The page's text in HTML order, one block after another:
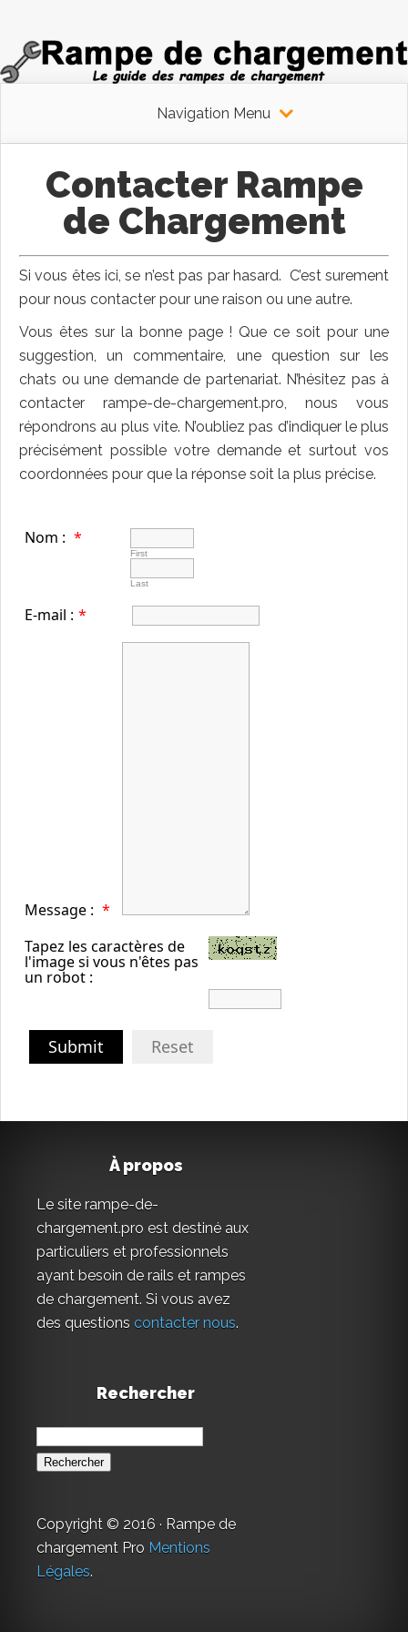
Navigation Menu
Contacter Rampe
de Chargement
Si vous êtes ici, se n’est pas par hasard. C’est surement
pour nous contacter pour une raison ou une autre.
Vous êtes sur la bonne page ! Que ce soit pour une
suggestion, un commentaire, une question sur les
chats ou une demande de partenariat. N’hésitez pas à
contacter rampe-de-chargement.pro, nous vous
répondrons au plus vite. N’oubliez pas d’indiquer le plus
précisément possible votre demande et surtout vos
coordonnées pour que la réponse soit la plus précise.
Nom : *
First
Last
E-mail : *
Message : *
Tapez les caractères de
l'image si vous n'êtes pas
un robot :
Submit Reset
À propos
Le site rampe-de-
chargement.pro est destiné aux
particuliers et professionnels
ayant besoin de rails et rampes
de chargement. Si vous avez
des questions contacter nous.
Rechercher
Rechercher :
Copyright © 2016 · Rampe de
chargement Pro Mentions
Légales.